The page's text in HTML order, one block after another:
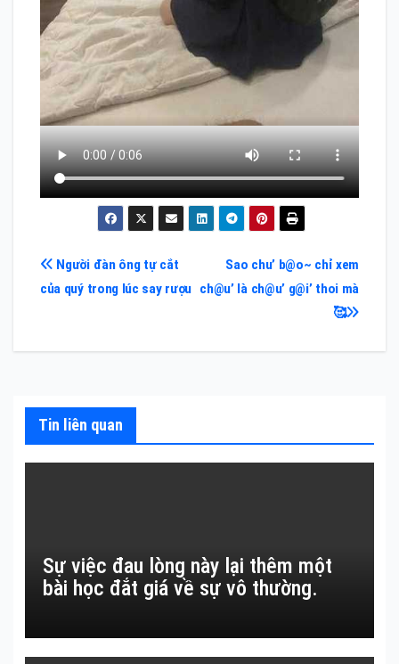
Điều
hướng
bài
Sao chu’ b@o~ chỉ xem
ch@u’ Ià ch@u’ g@i’ thoi mà
🥰
Người đàn ông tự cắt
của quý trong lúc say rượu
Tin liên quan
Sự việc đau lòng này lại thêm một
bài học đắt giá về sự vô thường.